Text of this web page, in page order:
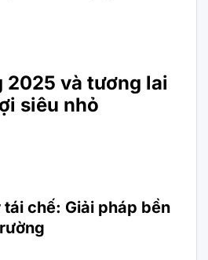
2025 và tương lai
siêu nhỏ
tái chế: Giải pháp bền